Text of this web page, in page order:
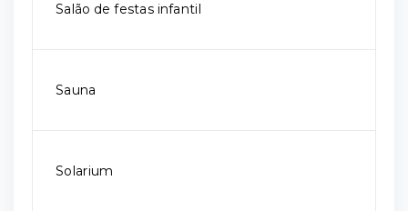
Salão de festas infantil
Sauna
Solarium